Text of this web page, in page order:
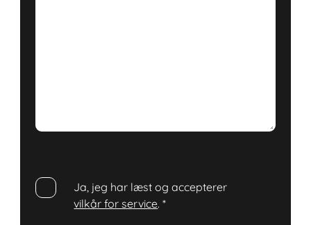
Ja, jeg har læst og accepterer
vilkår for service.*